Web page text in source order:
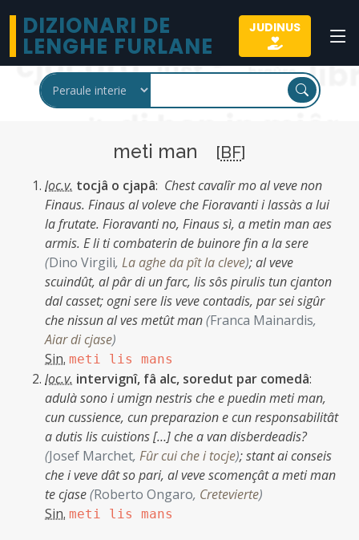
DIZIONARI DE
LENGHE FURLANE
JUDINUS
meti man [BF]
loc.v. tocjâ o cjapâ: Chest cavalîr mo al veve non
Finaus. Finaus al voleve che Fioravanti i lassàs a lui
la frutate. Fioravanti no, Finaus sì, a metin man aes
armis. E li ti combaterin de buinore fin a la sere
(Dino Virgili, La aghe da pît la cleve);al veve
scuindût, al pâr di un farc, lis sôs pirulis tun cjanton
dal casset; ogni sere lis veve contadis, par sei sigûr
che nissun al ves metût man(Franca Mainardis,
Aiar di cjase)
Sin. meti lis mans
loc.v. intervignî, fâ alc, soredut par comedâ:
adulà sono i umign nestris che e puedin meti man,
cun cussience, cun preparazion e cun responsabilitât
a dutis lis cuistions […] che a van disberdeadis?
(Josef Marchet, Fûr cui che i tocje);stant ai conseis
che i veve dât so pari, al veve scomençât a meti man
te cjase(Roberto Ongaro, Cretevierte)
Sin. meti lis mans